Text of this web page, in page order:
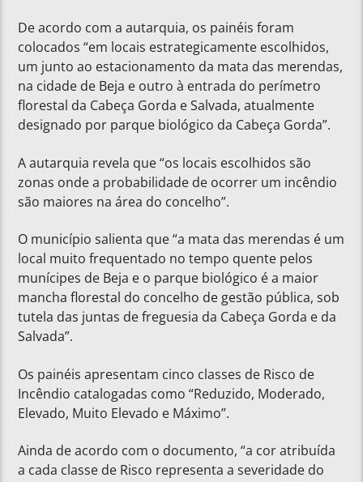
De acordo com a autarquia, os painéis foram
colocados “em locais estrategicamente escolhidos,
um junto ao estacionamento da mata das merendas,
na cidade de Beja e outro à entrada do perímetro
florestal da Cabeça Gorda e Salvada, atualmente
designado por parque biológico da Cabeça Gorda”.
A autarquia revela que “os locais escolhidos são
zonas onde a probabilidade de ocorrer um incêndio
são maiores na área do concelho”.
O município salienta que “a mata das merendas é um
local muito frequentado no tempo quente pelos
munícipes de Beja e o parque biológico é a maior
mancha florestal do concelho de gestão pública, sob
tutela das juntas de freguesia da Cabeça Gorda e da
Salvada”.
Os painéis apresentam cinco classes de Risco de
Incêndio catalogadas como “Reduzido, Moderado,
Elevado, Muito Elevado e Máximo”.
Ainda de acordo com o documento, “a cor atribuída
a cada classe de Risco representa a severidade do